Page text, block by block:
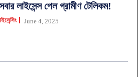
লাইসেন্স পেল গ্রামীণ টেলিকম!
June 4, 2025